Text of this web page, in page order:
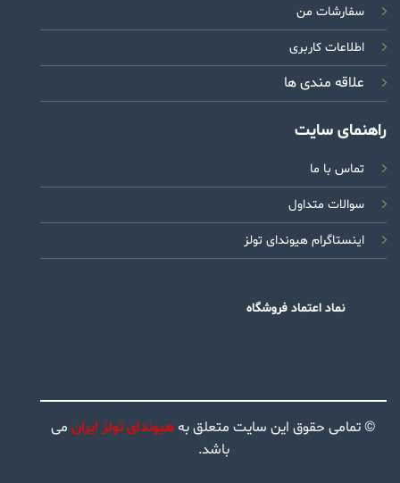
سفارشات من
اطلاعات کاربری
علاقه مندی ها
راهنمای سایت
تماس با ما
سوالات متداول
اینستاگرام هیوندای تولز
نماد اعتماد فروشگاه
© تمامی حقوق این سایت متعلق به هیوندای تولز ایران می
باشد.